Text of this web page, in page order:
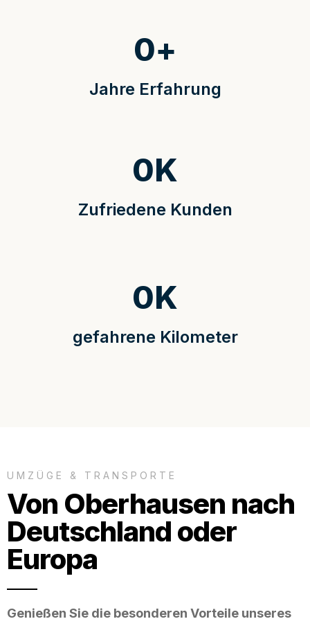
Jahre Erfahrung
0+
Zufriedene Kunden
0K
gefahrene Kilometer
0K
UMZÜGE & TRANSPORTE
Von Oberhausen nach
Deutschland oder
Europa
Genießen Sie die besonderen Vorteile unseres